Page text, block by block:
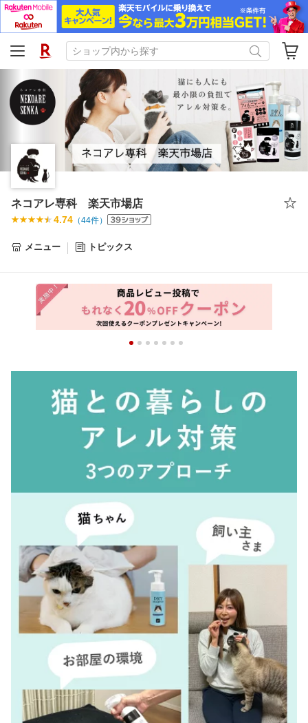
ネコアレ専科 楽天市場店
4.74 （44件）
メニュー トピックス